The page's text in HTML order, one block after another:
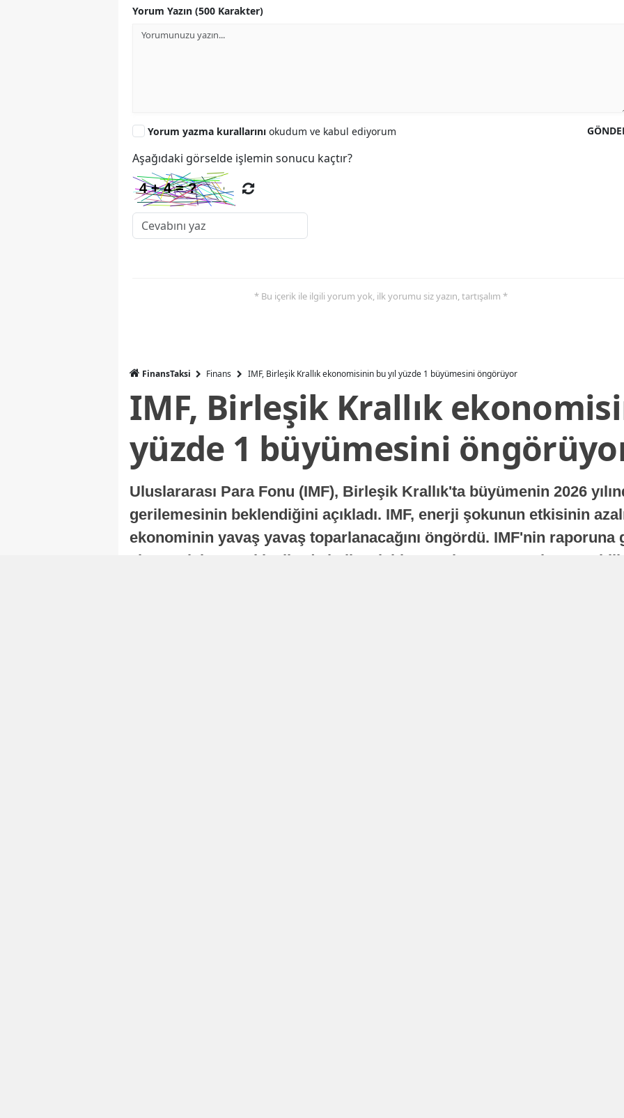
Yorum Yazın (500 Karakter)
Yorum yazma kurallarını okudum ve kabul ediyorum
Aşağıdaki görselde işlemin sonucu kaçtır?
* Bu içerik ile ilgili yorum yok, ilk yorumu siz yazın, tartışalım *
FinansTaksi Finans IMF, Birleşik Krallık ekonomisinin bu yıl yüzde 1 büyümesini öngörüyor
IMF, Birleşik Krallık
yüzde 1 büyümesini
Uluslararası Para Fonu (IMF), Birleşik Krallık'ta büyümenin 2026
gerilemesinin beklendiğini açıkladı. IMF, enerji şokunun etkisinin
ekonominin yavaş yavaş toparlanacağını öngördü. IMF'nin raporuna
ekonomisi, sonraki yıllarda istikrarlı bir toparlanma süreci